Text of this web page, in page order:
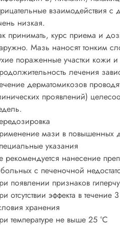
взаимодействия
низкая.
принимать, курс приема и
Мазь наносят тонким
пораженные участки кожи
лечения
дерматомикозов
проявлений)
мази в повышенных
указания
рекомендуется нанесение
с печеночной
появлении признаков
отсутствии эффекта в
хранения
температуре не выше 25 °C